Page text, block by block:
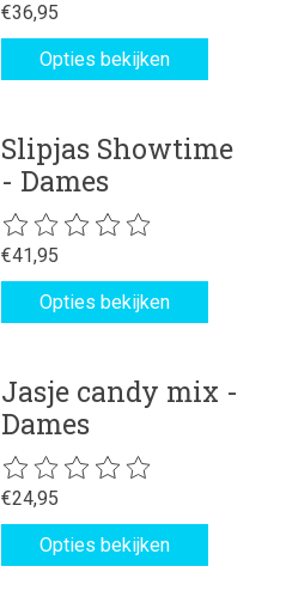
€36,95
Opties bekijken
Slipjas Showtime
- Dames
De beoordeling van dit product is
€41,95
Opties bekijken
Jasje candy mix -
Dames
De beoordeling van dit product is
€24,95
Opties bekijken